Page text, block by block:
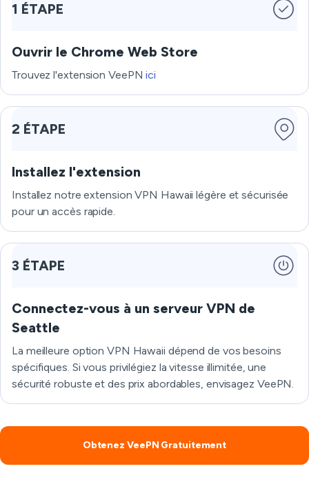
1 ÉTAPE
Ouvrir le Chrome Web Store
Trouvez l'extension VeePNici
2 ÉTAPE
Installez l'extension
Installez notre extension VPN Hawaii légère et sécurisée
pour un accès rapide.
3 ÉTAPE
Connectez-vous à un serveur VPN de
Seattle
La meilleure option VPN Hawaii dépend de vos besoins
spécifiques. Si vous privilégiez la vitesse illimitée, une
sécurité robuste et des prix abordables, envisagez VeePN.
Obtenez VeePN Gratuitement